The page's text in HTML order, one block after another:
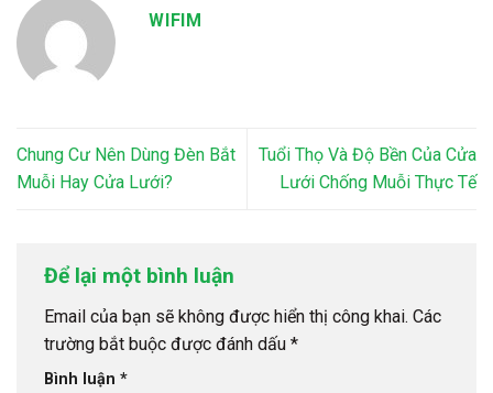
WIFIM
Chung Cư Nên Dùng Đèn Bắt
Muỗi Hay Cửa Lưới?
Tuổi Thọ Và Độ Bền Của Cửa
Lưới Chống Muỗi Thực Tế
Để lại một bình luận
Email của bạn sẽ không được hiển thị công khai. Các
trường bắt buộc được đánh dấu *
Bình luận *